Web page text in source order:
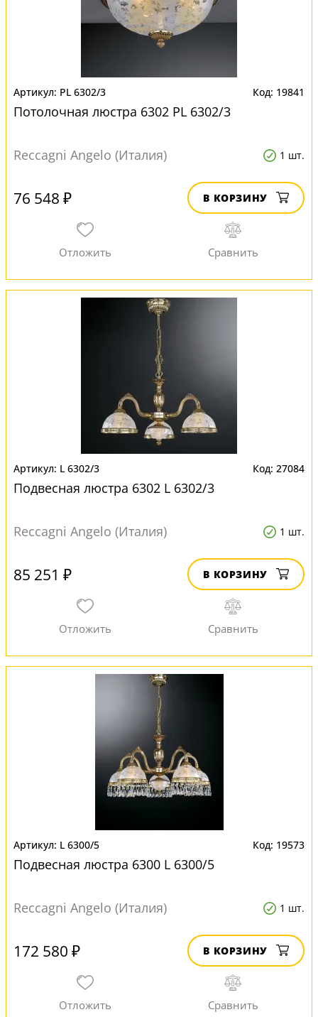
PL 6302/3 19841
Потолочная люстра 6302 PL 6302/3
Reccagni Angelo (Италия) 1 шт.
76 548 ₽ В КОРЗИНУ
L 6302/3 27084
Подвесная люстра 6302 L 6302/3
Reccagni Angelo (Италия) 1 шт.
85 251 ₽ В КОРЗИНУ
L 6300/5 19573
Подвесная люстра 6300 L 6300/5
Reccagni Angelo (Италия) 1 шт.
172 580 ₽ В КОРЗИНУ